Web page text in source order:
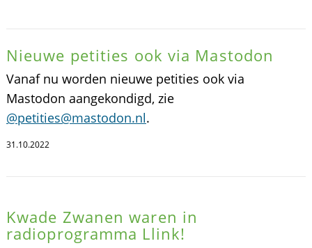
Nieuwe petities ook via Mastodon
Vanaf nu worden nieuwe petities ook via
Mastodon aangekondigd, zie
@petities@mastodon.nl.
31.10.2022
Kwade Zwanen waren in
radioprogramma Llink!